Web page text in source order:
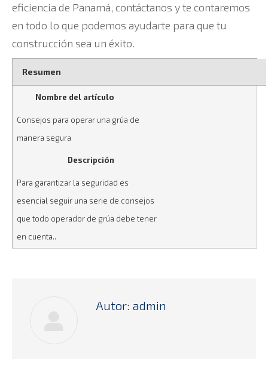
eficiencia de Panamá, contáctanos y te contaremos
en todo lo que podemos ayudarte para que tu
construcción sea un éxito.
Resumen
Nombre del artículo
Consejos para operar una grúa de
manera segura
Descripción
Para garantizar la seguridad es
esencial seguir una serie de consejos
que todo operador de grúa debe tener
en cuenta..
Autor: admin